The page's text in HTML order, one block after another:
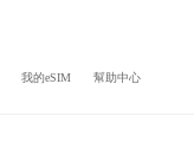
我的eSIM 幫助中心